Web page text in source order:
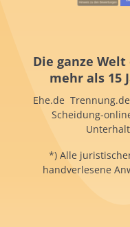
Die ganze
mehr als 15
Ehe.de
Scheidung-
*) Alle
handverlesene